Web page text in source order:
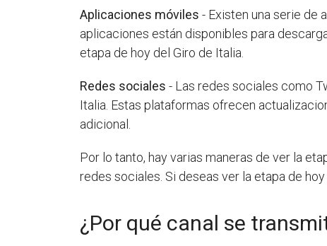
Aplicaciones móviles - Existen una serie de
aplicaciones están disponibles para
etapa de hoy del Giro de Italia.
Redes sociales - Las redes sociales como
Italia. Estas plataformas ofrecen
adicional.
Por lo tanto, hay varias maneras de ver la
redes sociales. Si deseas ver la etapa de
¿Por qué canal se